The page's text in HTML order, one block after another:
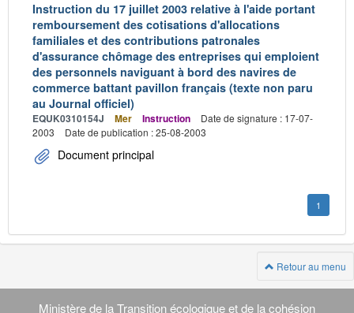
Instruction du 17 juillet 2003 relative à l'aide portant
remboursement des cotisations d'allocations
familiales et des contributions patronales
d'assurance chômage des entreprises qui emploient
des personnels naviguant à bord des navires de
commerce battant pavillon français (texte non paru
au Journal officiel)
EQUK0310154J Mer Instruction
Date de signature : 17-07-
2003
Date de publication : 25-08-2003
Document principal
1
Retour au menu
Navigation
Ministère de la Transition écologique et de la cohésion